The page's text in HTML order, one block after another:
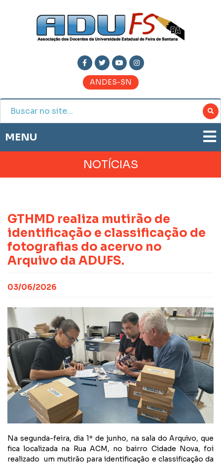
ANDES-SN
MENU
HISTÓRIA
NOTAS PUBLICADAS
JURÍDICO
PRESTAÇÃO DE CONTAS
CONTATO
FILIE-SE
NOTÍCIAS
GTHMD realiza mutirão de
identificação e classificação de
fotografias do acervo no
Arquivo da ADUFS.
03/06/2026
Na segunda-feira, dia 1º de junho, na sala do Arquivo, que
fica localizada na Rua ACM, no bairro Cidade Nova, foi
realizado um mutirão para identificação e classificação da